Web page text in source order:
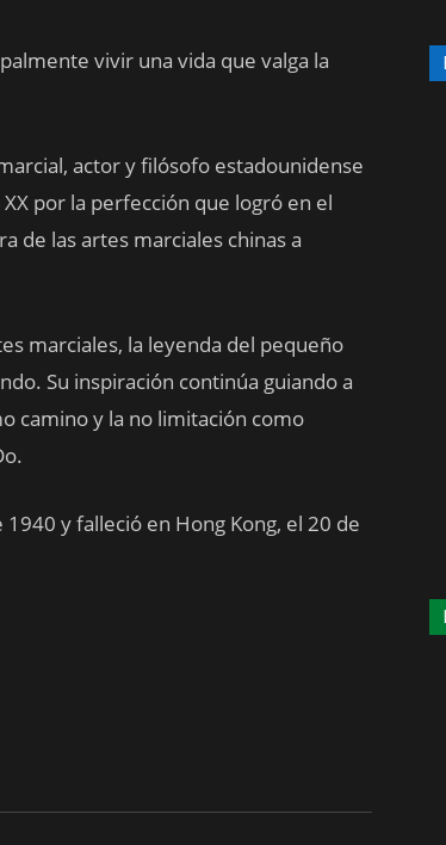
vivir una vida que valga la
actor y filósofo estadounidense
por la perfección que logró en el
de las artes marciales chinas a
marciales, la leyenda del pequeño
Su inspiración continúa guiando a
camino y la no limitación como
y falleció en Hong Kong, el 20 de